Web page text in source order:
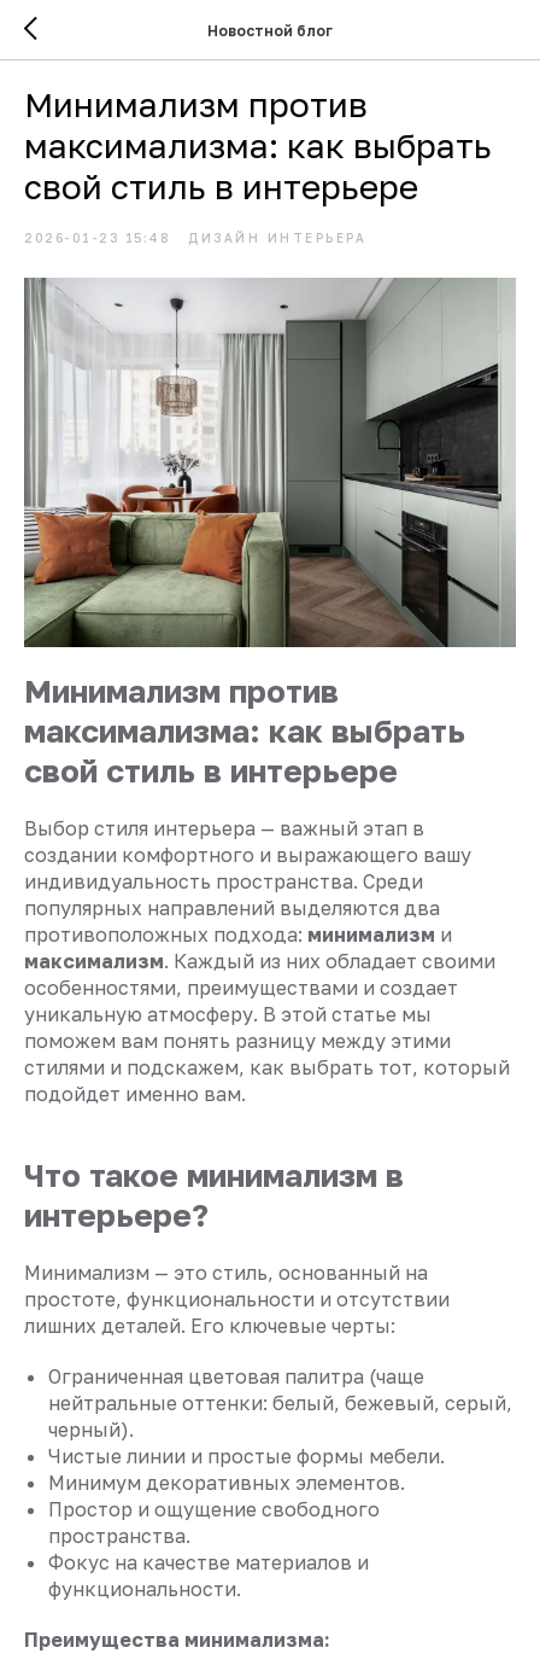
Новостной блог
Минимализм против
максимализма: как выбрать
свой стиль в интерьере
2026-01-23 15:48 ДИЗАЙН ИНТЕРЬЕРА
Минимализм против
максимализма: как выбрать
свой стиль в интерьере
Выбор стиля интерьера — важный этап в
создании комфортного и выражающего вашу
индивидуальность пространства. Среди
популярных направлений выделяются два
противоположных подхода: минимализм и
максимализм. Каждый из них обладает своими
особенностями, преимуществами и создает
уникальную атмосферу. В этой статье мы
поможем вам понять разницу между этими
стилями и подскажем, как выбрать тот, который
подойдет именно вам.
Что такое минимализм в
интерьере?
Минимализм — это стиль, основанный на
простоте, функциональности и отсутствии
лишних деталей. Его ключевые черты:
Ограниченная цветовая палитра (чаще
нейтральные оттенки: белый, бежевый, серый,
черный).
Чистые линии и простые формы мебели.
Минимум декоративных элементов.
Простор и ощущение свободного
пространства.
Фокус на качестве материалов и
функциональности.
Преимущества минимализма: